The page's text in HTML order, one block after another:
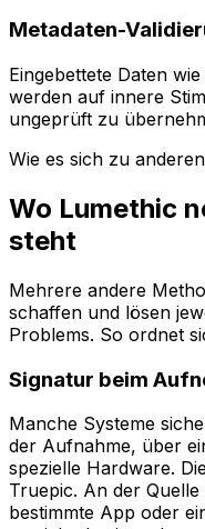
Metadaten-
Eingebettete Daten
werden auf innere
ungeprüft zu
Wie es sich zu
Wo Lumethic
steht
Mehrere andere
schaffen und lösen
Problems. So ordnet
Signatur beim
Manche Systeme
der Aufnahme, über
spezielle Hardware.
Truepic. An der
bestimmte App oder